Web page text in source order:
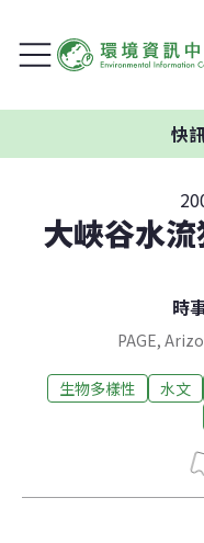
快訊
大峽谷水
時
PAGE,
生物多樣性 水文